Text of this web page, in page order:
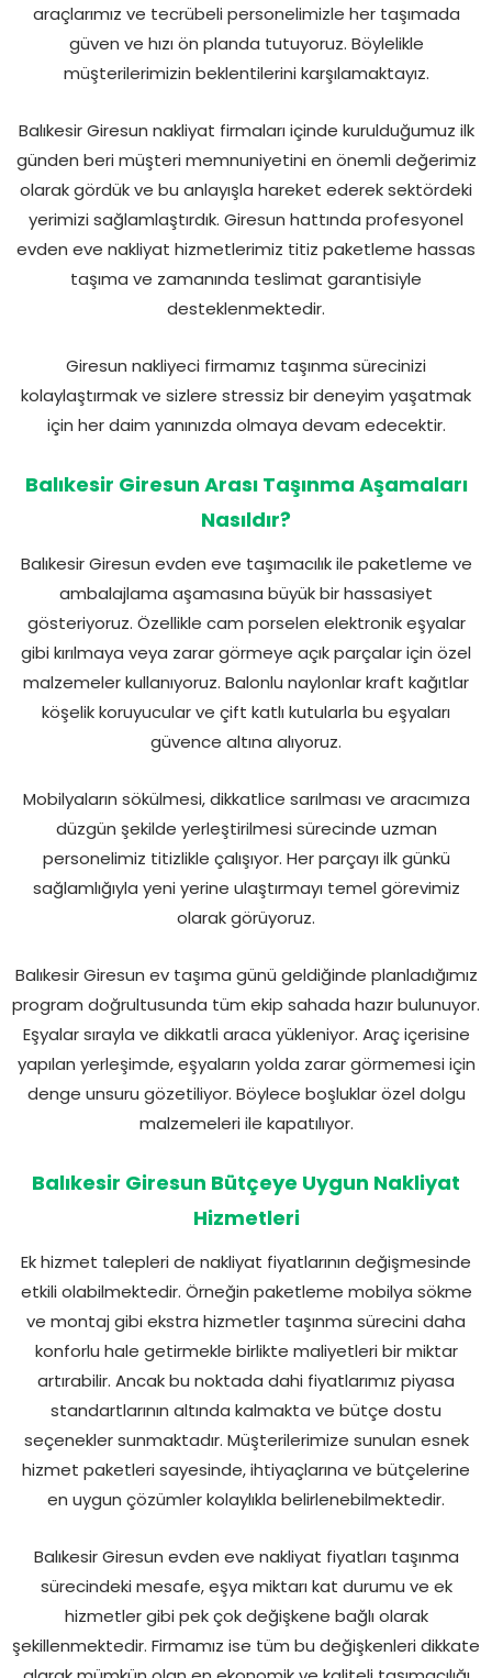
araçlarımız ve tecrübeli personelimizle her taşımada
güven ve hızı ön planda tutuyoruz. Böylelikle
müşterilerimizin beklentilerini karşılamaktayız.
Balıkesir Giresun nakliyat firmaları içinde kurulduğumuz ilk
günden beri müşteri memnuniyetini en önemli değerimiz
olarak gördük ve bu anlayışla hareket ederek sektördeki
yerimizi sağlamlaştırdık. Giresun hattında profesyonel
evden eve nakliyat hizmetlerimiz titiz paketleme hassas
taşıma ve zamanında teslimat garantisiyle
desteklenmektedir.
Giresun nakliyeci firmamız taşınma sürecinizi
kolaylaştırmak ve sizlere stressiz bir deneyim yaşatmak
için her daim yanınızda olmaya devam edecektir.
Balıkesir Giresun Arası Taşınma Aşamaları
Nasıldır?
Balıkesir Giresun evden eve taşımacılık ile paketleme ve
ambalajlama aşamasına büyük bir hassasiyet
gösteriyoruz. Özellikle cam porselen elektronik eşyalar
gibi kırılmaya veya zarar görmeye açık parçalar için özel
malzemeler kullanıyoruz. Balonlu naylonlar kraft kağıtlar
köşelik koruyucular ve çift katlı kutularla bu eşyaları
güvence altına alıyoruz.
Mobilyaların sökülmesi, dikkatlice sarılması ve aracımıza
düzgün şekilde yerleştirilmesi sürecinde uzman
personelimiz titizlikle çalışıyor. Her parçayı ilk günkü
sağlamlığıyla yeni yerine ulaştırmayı temel görevimiz
olarak görüyoruz.
Balıkesir Giresun ev taşıma günü geldiğinde planladığımız
program doğrultusunda tüm ekip sahada hazır bulunuyor.
Eşyalar sırayla ve dikkatli araca yükleniyor. Araç içerisine
yapılan yerleşimde, eşyaların yolda zarar görmemesi için
denge unsuru gözetiliyor. Böylece boşluklar özel dolgu
malzemeleri ile kapatılıyor.
Balıkesir Giresun Bütçeye Uygun Nakliyat
Hizmetleri
Ek hizmet talepleri de nakliyat fiyatlarının değişmesinde
etkili olabilmektedir. Örneğin paketleme mobilya sökme
ve montaj gibi ekstra hizmetler taşınma sürecini daha
konforlu hale getirmekle birlikte maliyetleri bir miktar
artırabilir. Ancak bu noktada dahi fiyatlarımız piyasa
standartlarının altında kalmakta ve bütçe dostu
seçenekler sunmaktadır. Müşterilerimize sunulan esnek
hizmet paketleri sayesinde, ihtiyaçlarına ve bütçelerine
en uygun çözümler kolaylıkla belirlenebilmektedir.
Balıkesir Giresun evden eve nakliyat fiyatları taşınma
sürecindeki mesafe, eşya miktarı kat durumu ve ek
hizmetler gibi pek çok değişkene bağlı olarak
şekillenmektedir. Firmamız ise tüm bu değişkenleri dikkate